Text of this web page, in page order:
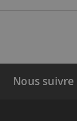
Nous suivre